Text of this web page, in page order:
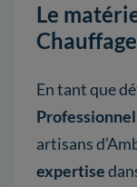
Le
Chauffage
En tant que
Professionnel
artisans
expertise